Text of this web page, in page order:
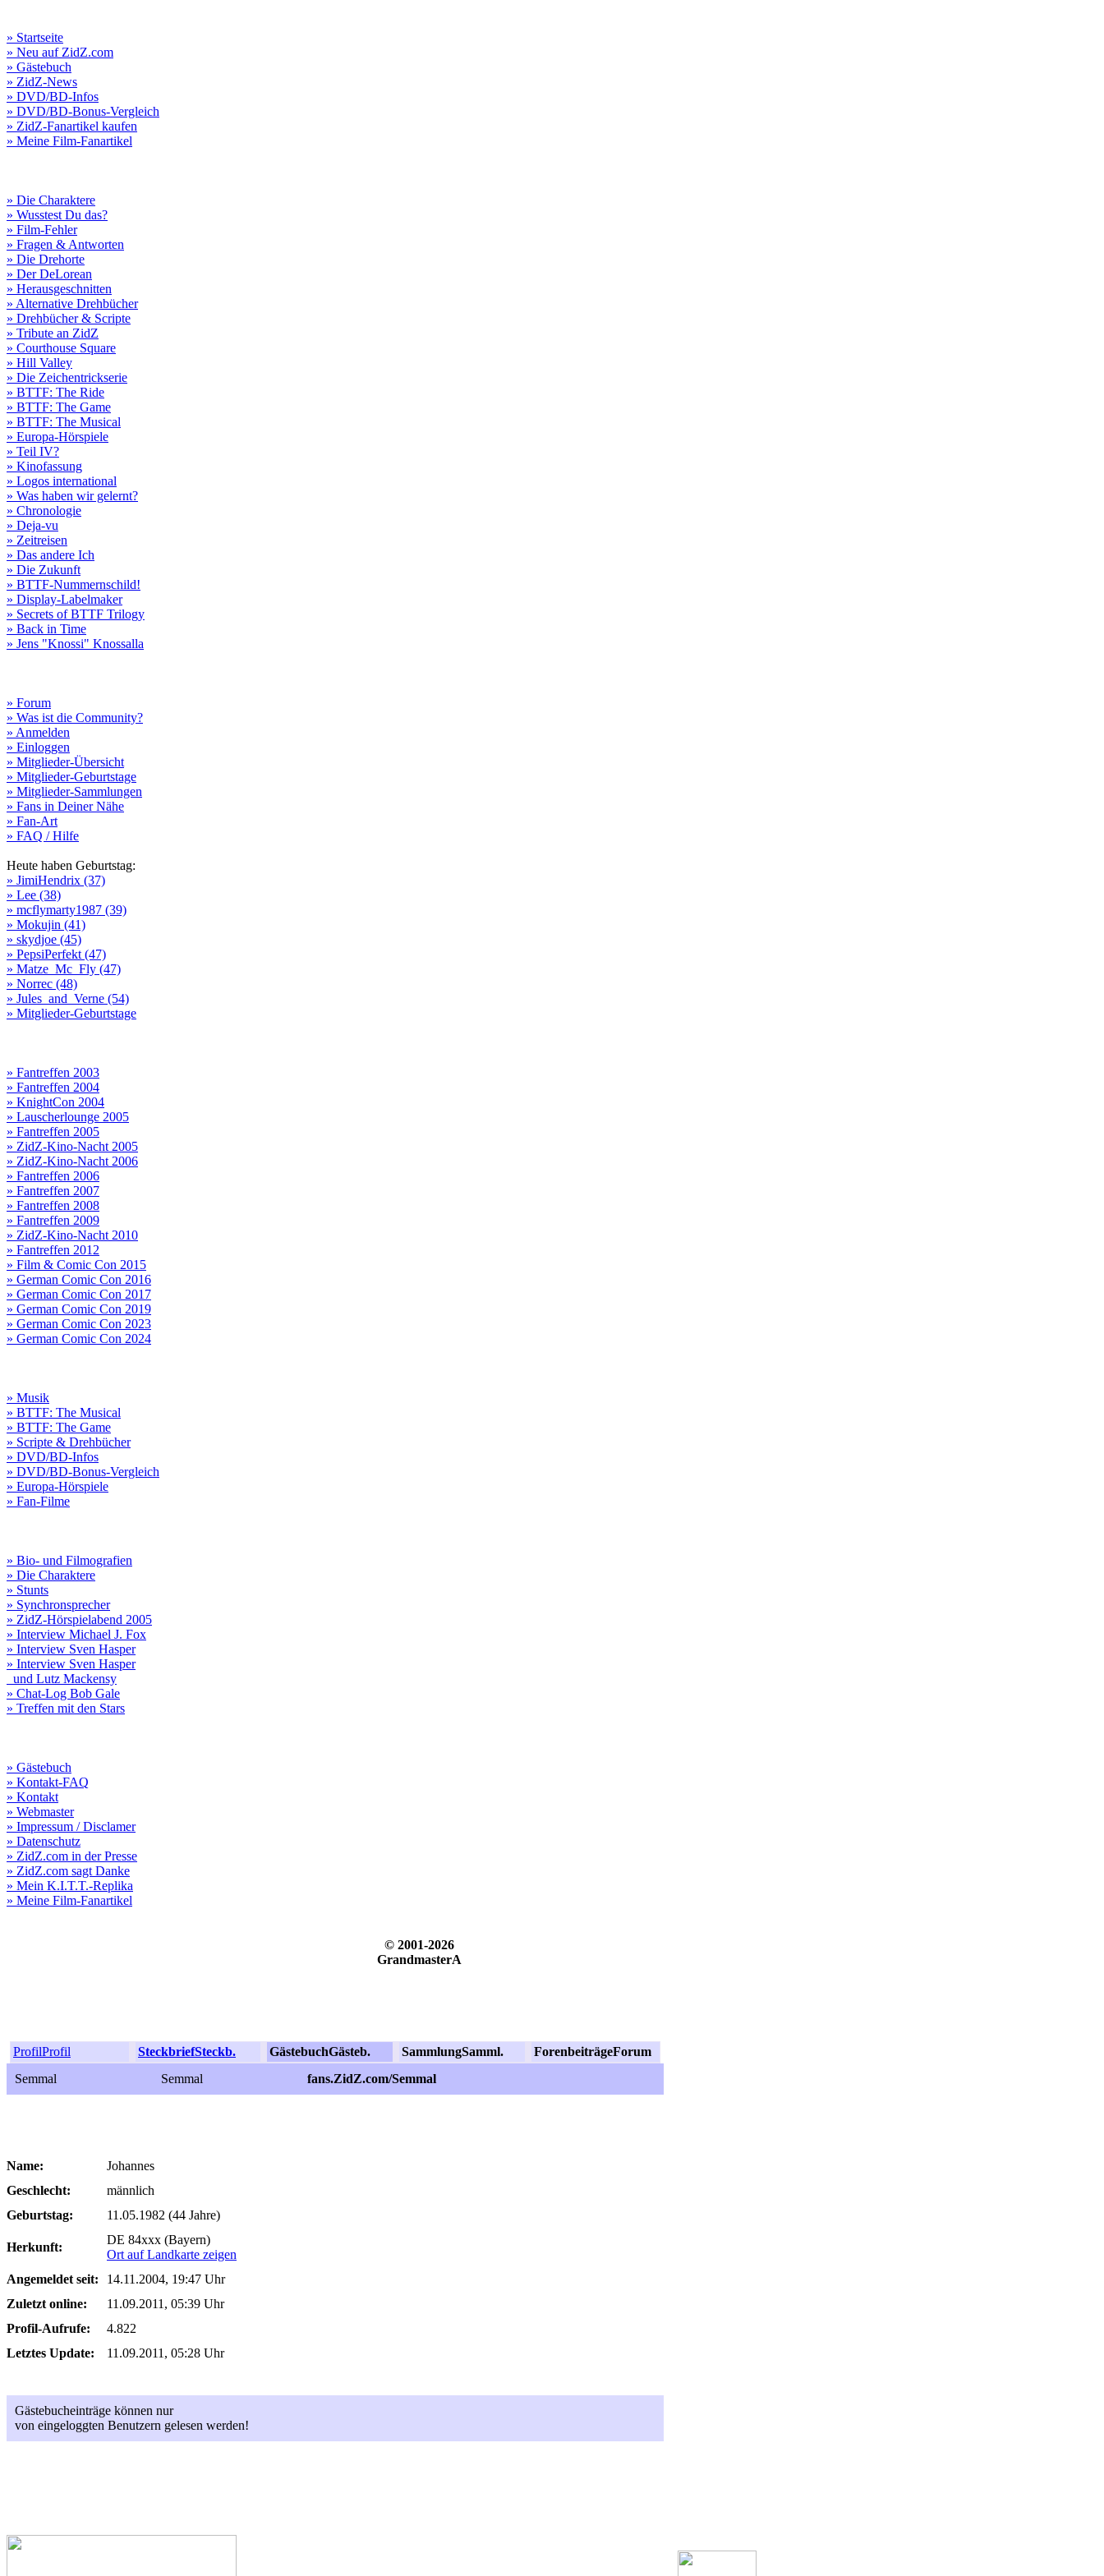
» Startseite
» Neu auf ZidZ.com
» Gästebuch
» ZidZ-News
» DVD/BD-Infos
» DVD/BD-Bonus-Vergleich
» ZidZ-Fanartikel kaufen
» Meine Film-Fanartikel
» Die Charaktere
» Wusstest Du das?
» Film-Fehler
» Fragen & Antworten
» Die Drehorte
» Der DeLorean
» Herausgeschnitten
» Alternative Drehbücher
» Drehbücher & Scripte
» Tribute an ZidZ
» Courthouse Square
» Hill Valley
» Die Zeichentrickserie
» BTTF: The Ride
» BTTF: The Game
» BTTF: The Musical
» Europa-Hörspiele
» Teil IV?
» Kinofassung
» Logos international
» Was haben wir gelernt?
» Chronologie
» Deja-vu
» Zeitreisen
» Das andere Ich
» Die Zukunft
» BTTF-Nummernschild!
» Display-Labelmaker
» Secrets of BTTF Trilogy
» Back in Time
» Jens "Knossi" Knossalla
» Forum
» Was ist die Community?
» Anmelden
» Einloggen
» Mitglieder-Übersicht
» Mitglieder-Geburtstage
» Mitglieder-Sammlungen
» Fans in Deiner Nähe
» Fan-Art
» FAQ / Hilfe
Heute haben Geburtstag:
» JimiHendrix (37)
» Lee (38)
» mcflymarty1987 (39)
» Mokujin (41)
» skydjoe (45)
» PepsiPerfekt (47)
» Matze_Mc_Fly (47)
» Norrec (48)
» Jules_and_Verne (54)
» Mitglieder-Geburtstage
» Fantreffen 2003
» Fantreffen 2004
» KnightCon 2004
» Lauscherlounge 2005
» Fantreffen 2005
» ZidZ-Kino-Nacht 2005
» ZidZ-Kino-Nacht 2006
» Fantreffen 2006
» Fantreffen 2007
» Fantreffen 2008
» Fantreffen 2009
» ZidZ-Kino-Nacht 2010
» Fantreffen 2012
» Film & Comic Con 2015
» German Comic Con 2016
» German Comic Con 2017
» German Comic Con 2019
» German Comic Con 2023
» German Comic Con 2024
» Musik
» BTTF: The Musical
» BTTF: The Game
» Scripte & Drehbücher
» DVD/BD-Infos
» DVD/BD-Bonus-Vergleich
» Europa-Hörspiele
» Fan-Filme
» Bio- und Filmografien
» Die Charaktere
» Stunts
» Synchronsprecher
» ZidZ-Hörspielabend 2005
» Interview Michael J. Fox
» Interview Sven Hasper
» Interview Sven Hasper
und Lutz Mackensy
» Chat-Log Bob Gale
» Treffen mit den Stars
» Gästebuch
» Kontakt-FAQ
» Kontakt
» Webmaster
» Impressum / Disclamer
» Datenschutz
» ZidZ.com in der Presse
» ZidZ.com sagt Danke
» Mein K.I.T.T.-Replika
» Meine Film-Fanartikel
© 2001-2026
GrandmasterA
ProfilProfil SteckbriefSteckb. GästebuchGästeb. SammlungSamml. ForenbeiträgeForum
Semmal
Semmal fans.ZidZ.com/Semmal
Name:
Johannes
Geschlecht:
männlich
Geburtstag:
11.05.1982 (44 Jahre)
Herkunft:
DE 84xxx (Bayern)
Ort auf Landkarte zeigen
Angemeldet seit:
14.11.2004, 19:47 Uhr
Zuletzt online:
11.09.2011, 05:39 Uhr
Profil-Aufrufe:
4.822
Letztes Update:
11.09.2011, 05:28 Uhr
Gästebucheinträge können nur
von eingeloggten Benutzern gelesen werden!